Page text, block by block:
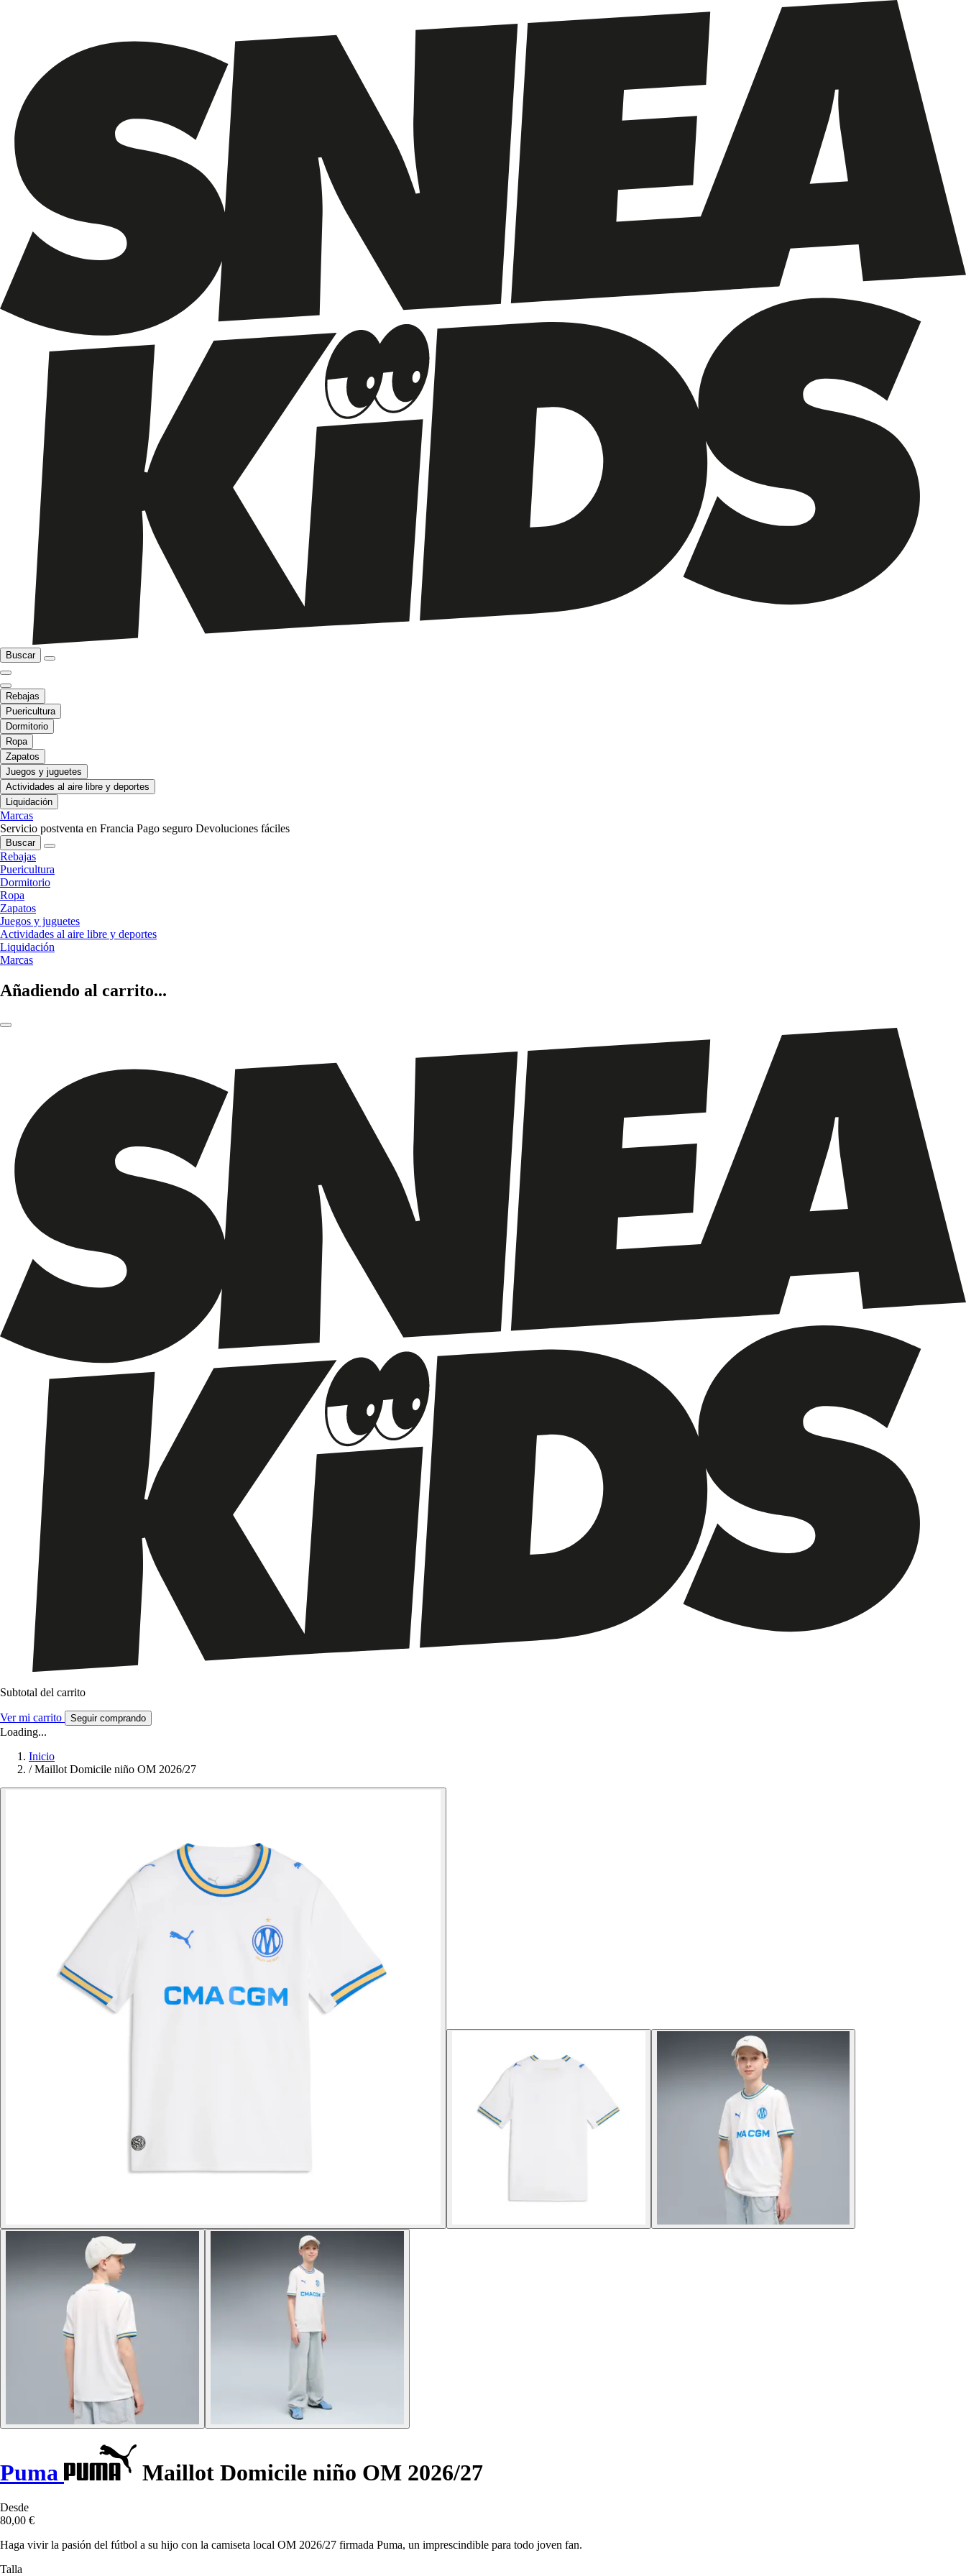
Buscar
Rebajas
Puericultura
Dormitorio
Ropa
Zapatos
Juegos y juguetes
Actividades al aire libre y deportes
Liquidación
Marcas
Servicio postventa en Francia Pago seguro Devoluciones fáciles
Buscar
Rebajas
Puericultura
Dormitorio
Ropa
Zapatos
Juegos y juguetes
Actividades al aire libre y deportes
Liquidación
Marcas
Añadiendo al carrito...
Subtotal del carrito
Ver mi carrito Seguir comprando
Loading...
Inicio
/ Maillot Domicile niño OM 2026/27
Puma Maillot Domicile niño OM 2026/27
Desde
80,00 €
Haga vivir la pasión del fútbol a su hijo con la camiseta local OM 2026/27 firmada Puma, un imprescindible para todo joven fan.
Talla